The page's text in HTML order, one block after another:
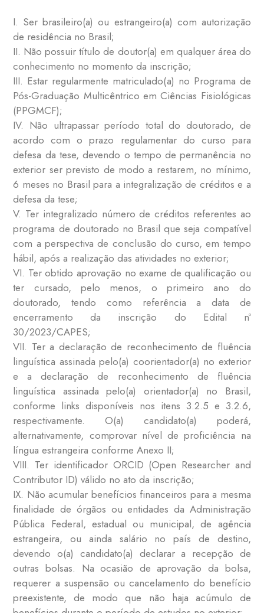
I. Ser brasileiro(a) ou estrangeiro(a) com autorização
de residência no Brasil;
II. Não possuir título de doutor(a) em qualquer área do
conhecimento no momento da inscrição;
III. Estar regularmente matriculado(a) no Programa de
Pós-Graduação Multicêntrico em Ciências Fisiológicas
(PPGMCF);
IV. Não ultrapassar período total do doutorado, de
acordo com o prazo regulamentar do curso para
defesa da tese, devendo o tempo de permanência no
exterior ser previsto de modo a restarem, no mínimo,
6 meses no Brasil para a integralização de créditos e a
defesa da tese;
V. Ter integralizado número de créditos referentes ao
programa de doutorado no Brasil que seja compatível
com a perspectiva de conclusão do curso, em tempo
hábil, após a realização das atividades no exterior;
VI. Ter obtido aprovação no exame de qualificação ou
ter cursado, pelo menos, o primeiro ano do
doutorado, tendo como referência a data de
encerramento da inscrição do Edital nº
30/2023/CAPES;
VII. Ter a declaração de reconhecimento de fluência
linguística assinada pelo(a) coorientador(a) no exterior
e a declaração de reconhecimento de fluência
linguística assinada pelo(a) orientador(a) no Brasil,
conforme links disponíveis nos itens 3.2.5 e 3.2.6,
respectivamente. O(a) candidato(a) poderá,
alternativamente, comprovar nível de proficiência na
língua estrangeira conforme Anexo II;
VIII. Ter identificador ORCID (Open Researcher and
Contributor ID) válido no ato da inscrição;
IX. Não acumular benefícios financeiros para a mesma
finalidade de órgãos ou entidades da Administração
Pública Federal, estadual ou municipal, de agência
estrangeira, ou ainda salário no país de destino,
devendo o(a) candidato(a) declarar a recepção de
outras bolsas. Na ocasião de aprovação da bolsa,
requerer a suspensão ou cancelamento do benefício
preexistente, de modo que não haja acúmulo de